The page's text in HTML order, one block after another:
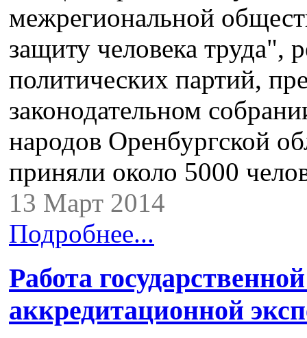
межрегиональной
защиту человека труда",
политических партий,
законодательном
народов Оренбургской
приняли около 5000
13 Март 2014
Подробнее...
Работа
аккредитационной